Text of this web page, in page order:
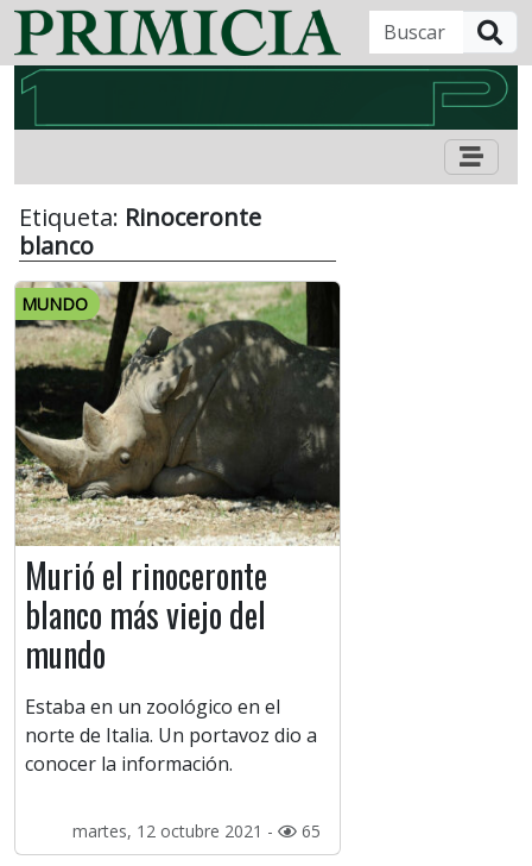
Etiqueta: Rinoceronte
blanco
MUNDO
Murió el rinoceronte
blanco más viejo del
mundo
Estaba en un zoológico en el
norte de Italia. Un portavoz dio a
conocer la información.
martes, 12 octubre 2021 - 65